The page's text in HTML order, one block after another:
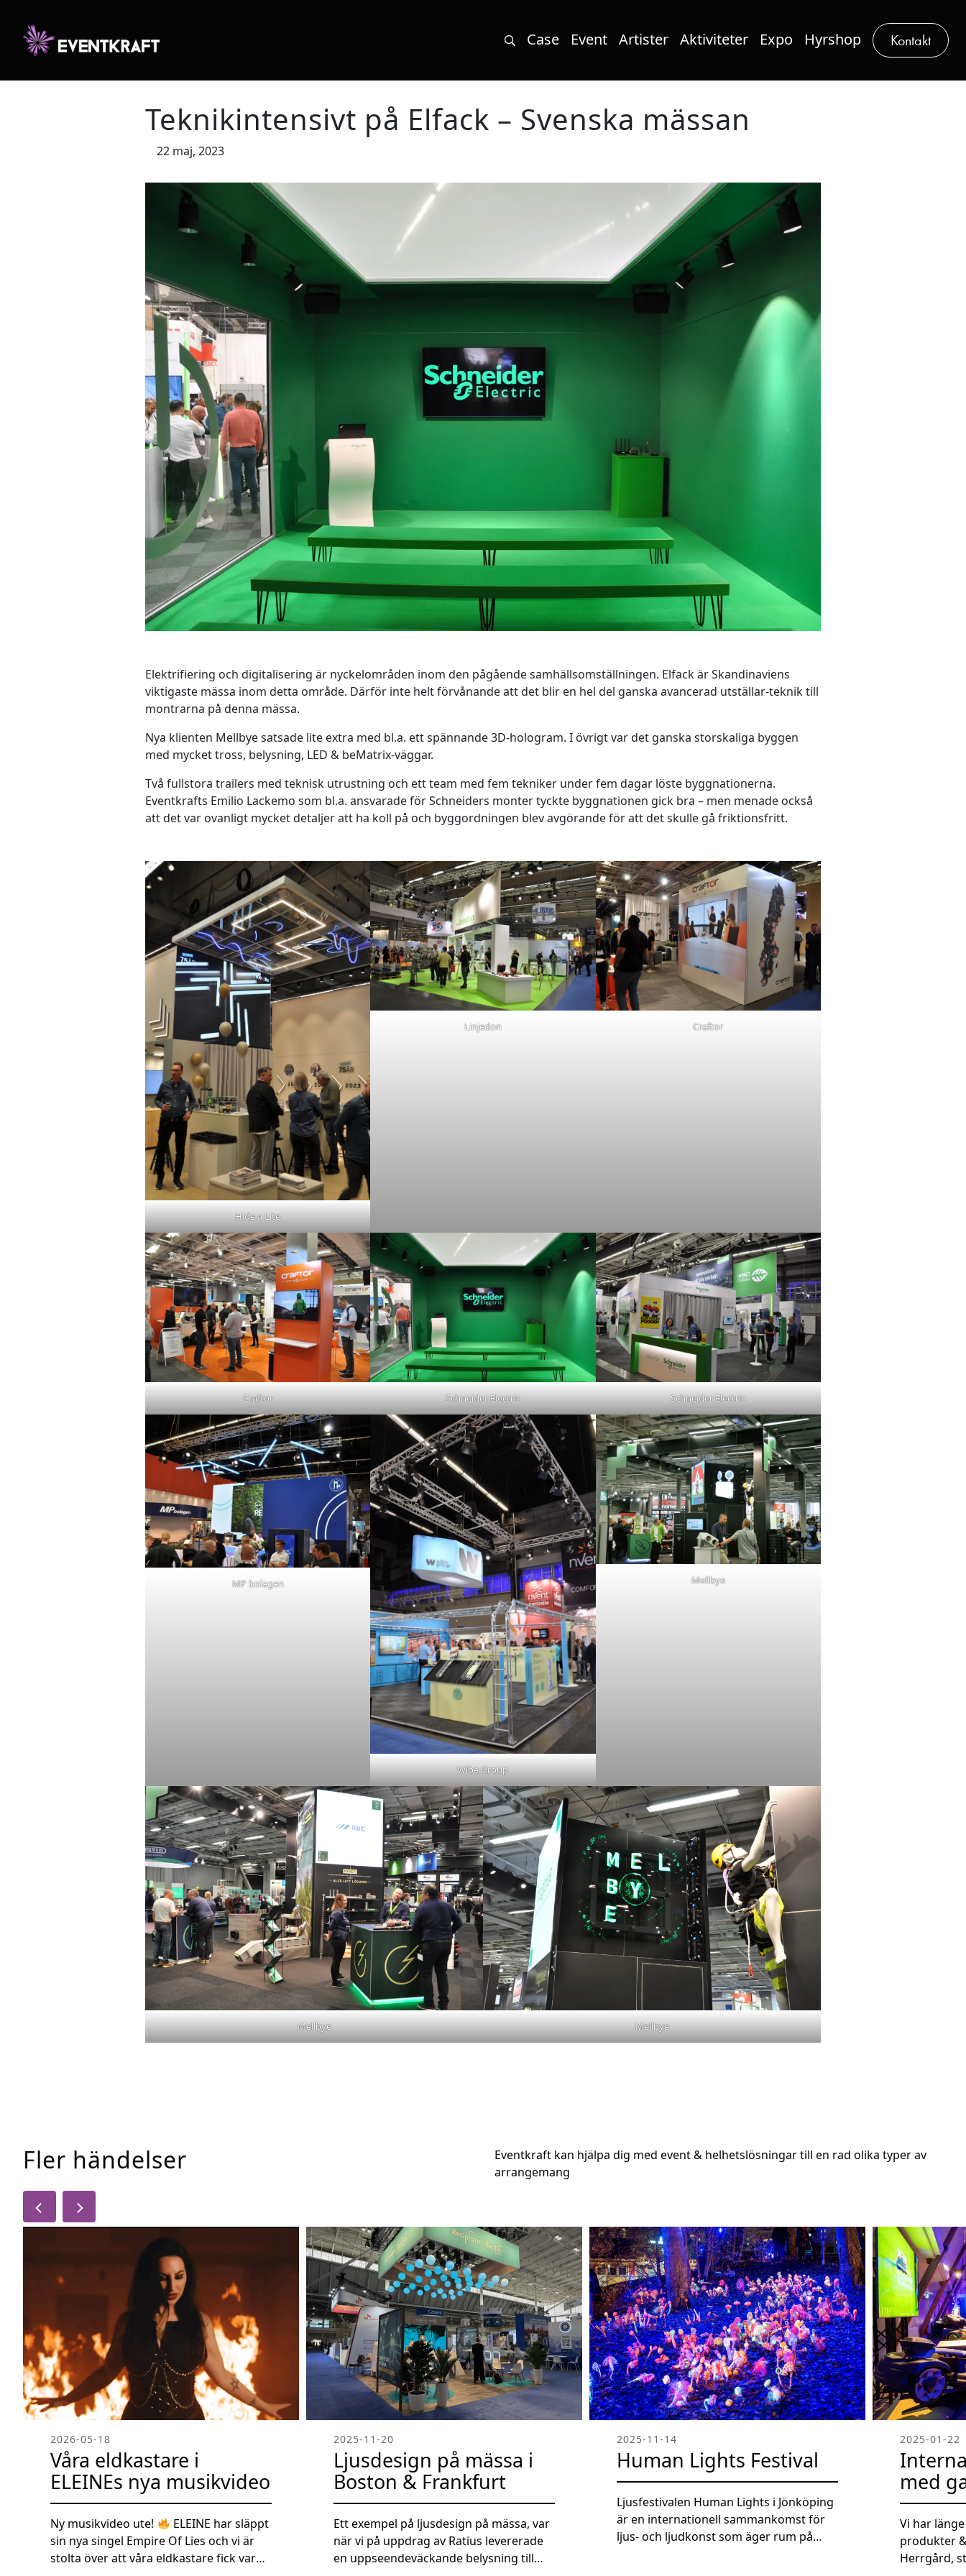
Case Event Artister Aktiviteter Expo Hyrshop Kontakt
Teknikintensivt på Elfack – Svenska mässan
22 maj, 2023
Elektrifiering och digitalisering är nyckelområden inom den pågående samhällsomställningen. Elfack är Skandinaviens
viktigaste mässa inom detta område. Därför inte helt förvånande att det blir en hel del ganska avancerad utställar-teknik till
montrarna på denna mässa.
Nya klienten Mellbye satsade lite extra med bl.a. ett spännande 3D-hologram. I övrigt var det ganska storskaliga byggen
med mycket tross, belysning, LED & beMatrix-väggar.
Två fullstora trailers med teknisk utrustning och ett team med fem tekniker under fem dagar löste byggnationerna.
Eventkrafts Emilio Lackemo som bl.a. ansvarade för Schneiders monter tyckte byggnationen gick bra – men menade också
att det var ovanligt mycket detaljer att ha koll på och byggordningen blev avgörande för att det skulle gå friktionsfritt.
Hide a Lite
Linjedon Craftor
Craftor Schneider Electric Schneider Electric
MP bolagen
Wibe Group
Mellbye
Mellbye Mellbye
Fler händelser
Eventkraft kan hjälpa dig med event & helhetslösningar till en rad olika typer av
arrangemang
2026-05-18
Våra eldkastare i
ELEINEs nya musikvideo
Ny musikvideo ute!
sin nya singel Empire Of Lies och vi är
stolta över att våra eldkastare fick vara
2025-11-20
Ljusdesign på mässa i
Boston & Frankfurt
Ett exempel på ljusdesign på mässa, var
när vi på uppdrag av Ratius levererade
en uppseendeväckande belysning till
2025-11-14
Human Lights Festival
Ljusfestivalen Human Lights i Jönköping
är en internationell sammankomst för
ljus- och ljudkonst som äger rum på
2025-01-22
med
Vi har
produkter
Herrgård,